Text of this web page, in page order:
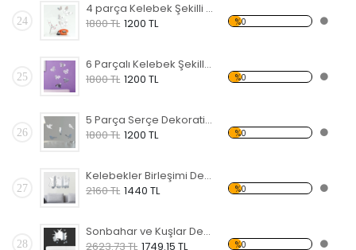
24
4 parça Kelebek Şekilli Dekoratif Kırılmaz Ayna
1800 TL 1200 TL %0
25
6 Parçalı Kelebek Şekilli Dekoratif Kırılmaz Ayna
1800 TL 1200 TL %0
26
5 Parça Serçe Dekoratif Kırılmaz Ayna
1800 TL 1200 TL %0
27
Kelebekler Birleşimi Dekoratif Kırılmaz Ayna
2160 TL 1440 TL %0
28
Sonbahar ve Kuşlar Dekoratif Kırılmaz Ayna
2623.73 TL 1749.15 TL %0